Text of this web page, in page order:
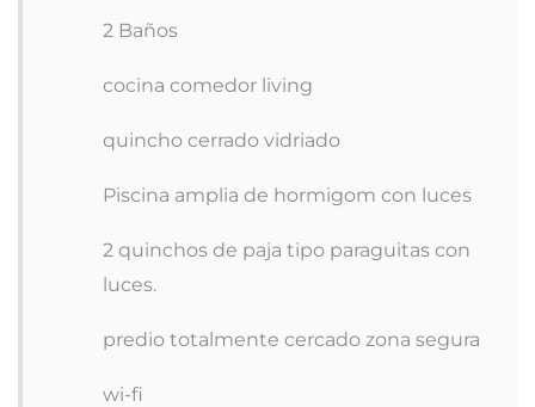
2 Baños
cocina comedor living
quincho cerrado vidriado
Piscina amplia de hormigom con luces
2 quinchos de paja tipo paraguitas con
luces.
predio totalmente cercado zona segura
wi-fi